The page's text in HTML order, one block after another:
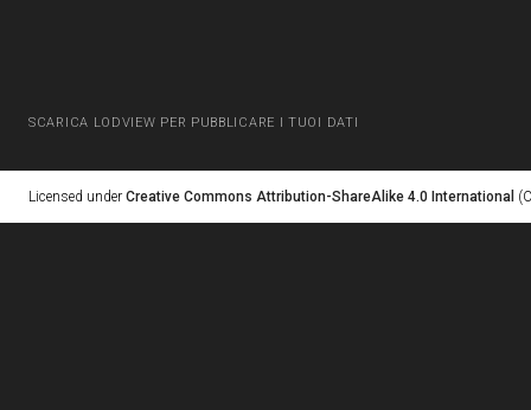
SCARICA LODVIEW PER PUBBLICARE I TUOI DATI
Licensed under Creative Commons Attribution-ShareAlike 4.0 International